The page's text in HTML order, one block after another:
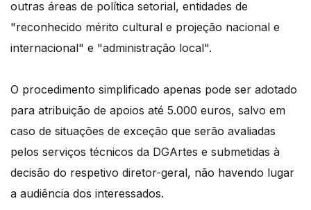
outras áreas de política setorial, entidades de
"reconhecido mérito cultural e projeção nacional e
internacional" e "administração local".
O procedimento simplificado apenas pode ser adotado
para atribuição de apoios até 5.000 euros, salvo em
caso de situações de exceção que serão avaliadas
pelos serviços técnicos da DGArtes e submetidas à
decisão do respetivo diretor-geral, não havendo lugar
a audiência dos interessados.